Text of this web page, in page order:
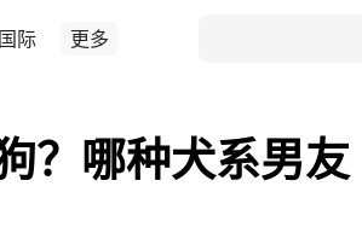
国际 更多
？哪种犬系男友